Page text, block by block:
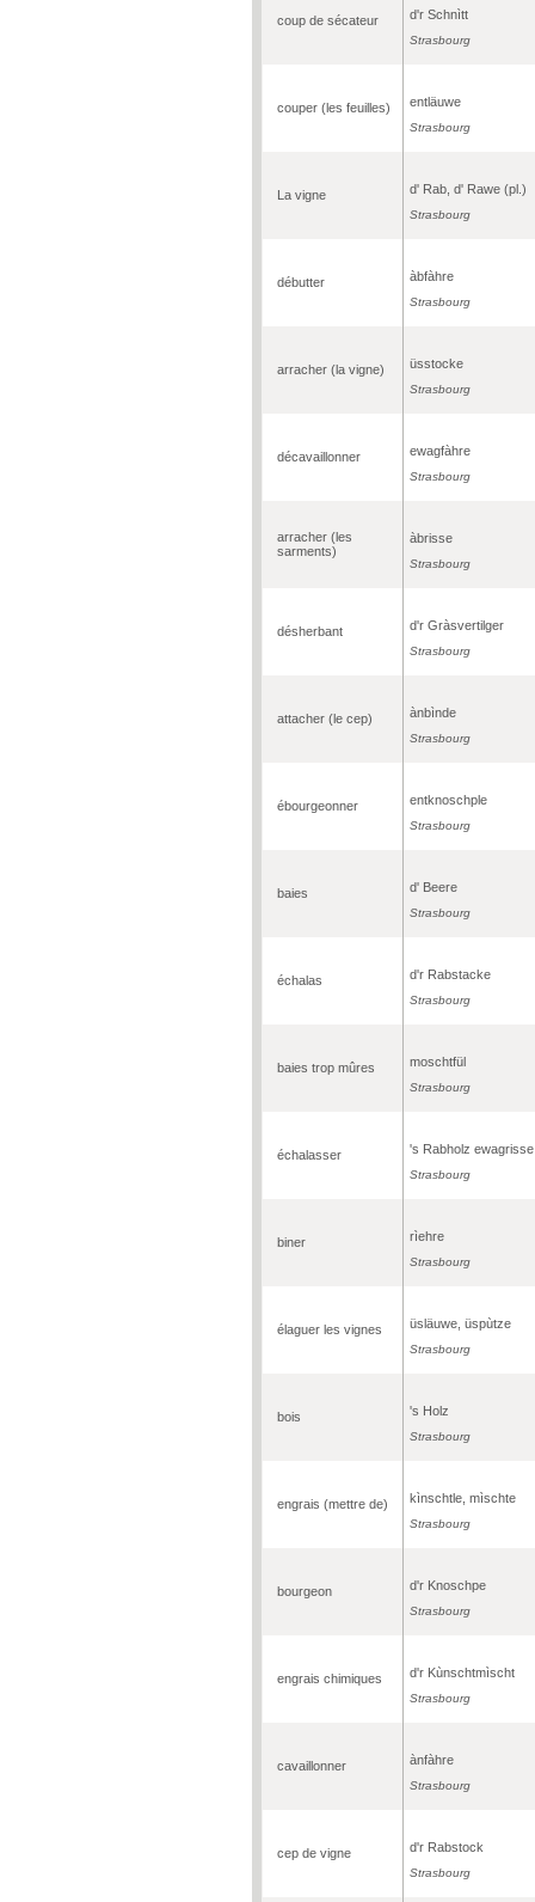
coup de sécateur d'r Schnìtt
Strasbourg
couper (les feuilles) entläuwe
Strasbourg
La vigne d' Rab, d' Rawe (pl.)
Strasbourg
débutter àbfàhre
Strasbourg
arracher (la vigne) üsstocke
Strasbourg
décavaillonner ewagfàhre
Strasbourg
arracher (les
sarments)
àbrisse
Strasbourg
désherbant d'r Gràsvertilger
Strasbourg
attacher (le cep) ànbìnde
Strasbourg
ébourgeonner entknoschple
Strasbourg
baies d' Beere
Strasbourg
échalas d'r Rabstacke
Strasbourg
baies trop mûres moschtfül
Strasbourg
échalasser 's Rabholz ewagrisse
Strasbourg
biner rìehre
Strasbourg
élaguer les vignes üsläuwe, üspùtze
Strasbourg
bois 's Holz
Strasbourg
engrais (mettre de) kìnschtle, mìschte
Strasbourg
bourgeon d'r Knoschpe
Strasbourg
engrais chimiques d'r Kùnschtmìscht
Strasbourg
cavaillonner ànfàhre
Strasbourg
cep de vigne d'r Rabstock
Strasbourg